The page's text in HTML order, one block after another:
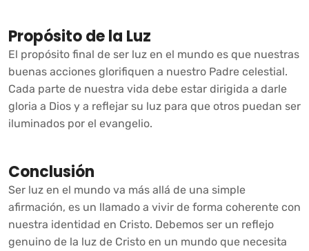
Propósito de la Luz
El propósito final de ser luz en el mundo es que nuestras
buenas acciones glorifiquen a nuestro Padre celestial.
Cada parte de nuestra vida debe estar dirigida a darle
gloria a Dios y a reflejar su luz para que otros puedan ser
iluminados por el evangelio.
Conclusión
Ser luz en el mundo va más allá de una simple
afirmación, es un llamado a vivir de forma coherente con
nuestra identidad en Cristo. Debemos ser un reflejo
genuino de la luz de Cristo en un mundo que necesita